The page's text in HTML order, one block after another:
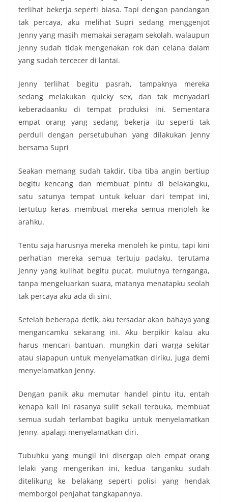
terlihat bekerja seperti biasa. Tapi dengan pandangan
tak percaya, aku melihat Supri sedang menggenjot
Jenny yang masih memakai seragam sekolah, walaupun
Jenny sudah tidak mengenakan rok dan celana dalam
yang sudah tercecer di lantai.
Jenny terlihat begitu pasrah, tampaknya mereka
sedang melakukan quicky sex, dan tak menyadari
keberadaanku di tempat produksi ini. Sementara
empat orang yang sedang bekerja itu seperti tak
perduli dengan persetubuhan yang dilakukan Jenny
bersama Supri
Seakan memang sudah takdir, tiba tiba angin bertiup
begitu kencang dan membuat pintu di belakangku,
satu satunya tempat untuk keluar dari tempat ini,
tertutup keras, membuat mereka semua menoleh ke
arahku.
Tentu saja harusnya mereka menoleh ke pintu, tapi kini
perhatian mereka semua tertuju padaku, terutama
Jenny yang kulihat begitu pucat, mulutnya ternganga,
tanpa mengeluarkan suara, matanya menatapku seolah
tak percaya aku ada di sini.
Setelah beberapa detik, aku tersadar akan bahaya yang
mengancamku sekarang ini. Aku berpikir kalau aku
harus mencari bantuan, mungkin dari warga sekitar
atau siapapun untuk menyelamatkan diriku, juga demi
menyelamatkan Jenny.
Dengan panik aku memutar handel pintu itu, entah
kenapa kali ini rasanya sulit sekali terbuka, membuat
semua sudah terlambat bagiku untuk menyelamatkan
Jenny, apalagi menyelamatkan diri.
Tubuhku yang mungil ini disergap oleh empat orang
lelaki yang mengerikan ini, kedua tanganku sudah
ditelikung ke belakang seperti polisi yang hendak
memborgol penjahat tangkapannya.